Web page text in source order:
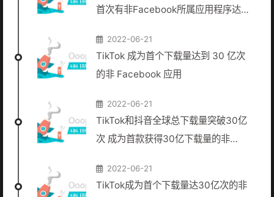
首次有非Facebook所属应用程序达成
2022-06-21
TikTok 成为首个下载量达到 30 亿次
的非 Facebook 应用
2022-06-21
TikTok和抖音全球总下载量突破30亿
次 成为首款获得30亿下载量的非
2022-06-21
TikTok成为首个下载量达30亿次的非